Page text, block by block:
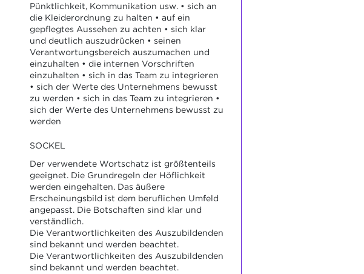
Pünktlichkeit, Kommunikation usw. • sich an
die Kleiderordnung zu halten • auf ein
gepflegtes Aussehen zu achten • sich klar
und deutlich auszudrücken • seinen
Verantwortungsbereich auszumachen und
einzuhalten • die internen Vorschriften
einzuhalten • sich in das Team zu integrieren
• sich der Werte des Unternehmens bewusst
zu werden • sich in das Team zu integrieren •
sich der Werte des Unternehmens bewusst zu
werden
SOCKEL
Der verwendete Wortschatz ist größtenteils
geeignet. Die Grundregeln der Höflichkeit
werden eingehalten. Das äußere
Erscheinungsbild ist dem beruflichen Umfeld
angepasst. Die Botschaften sind klar und
verständlich.
Die Verantwortlichkeiten des Auszubildenden
sind bekannt und werden beachtet.
Die Verantwortlichkeiten des Auszubildenden
sind bekannt und werden beachtet.